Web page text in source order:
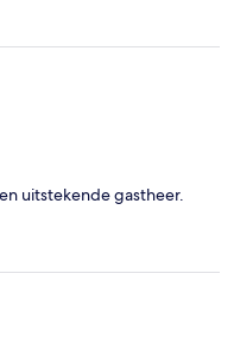
uitstekende gastheer.